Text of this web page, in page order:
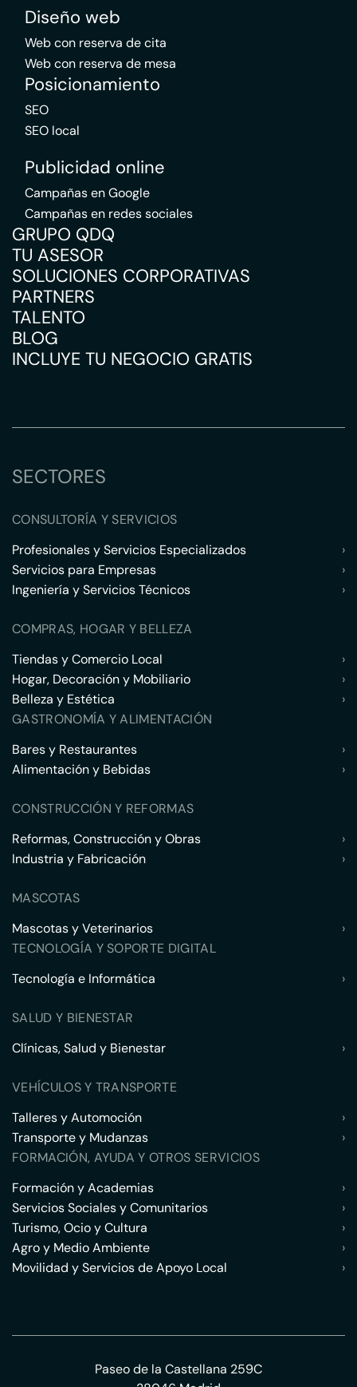
Diseño web
Web con reserva de cita
Web con reserva de mesa
Posicionamiento
SEO
SEO local
Publicidad online
Campañas en Google
Campañas en redes sociales
GRUPO QDQ
TU ASESOR
SOLUCIONES CORPORATIVAS
PARTNERS
TALENTO
BLOG
INCLUYE TU NEGOCIO GRATIS
SECTORES
CONSULTORÍA Y SERVICIOS
Profesionales y Servicios Especializados
›
Servicios para Empresas
›
Ingeniería y Servicios Técnicos
›
COMPRAS, HOGAR Y BELLEZA
Tiendas y Comercio Local
›
Hogar, Decoración y Mobiliario
›
Belleza y Estética
›
GASTRONOMÍA Y ALIMENTACIÓN
Bares y Restaurantes
›
Alimentación y Bebidas
›
CONSTRUCCIÓN Y REFORMAS
Reformas, Construcción y Obras
›
Industria y Fabricación
›
MASCOTAS
Mascotas y Veterinarios
›
TECNOLOGÍA Y SOPORTE DIGITAL
Tecnología e Informática
›
SALUD Y BIENESTAR
Clínicas, Salud y Bienestar
›
VEHÍCULOS Y TRANSPORTE
Talleres y Automoción
›
Transporte y Mudanzas
›
FORMACIÓN, AYUDA Y OTROS SERVICIOS
Formación y Academias
›
Servicios Sociales y Comunitarios
›
Turismo, Ocio y Cultura
›
Agro y Medio Ambiente
›
Movilidad y Servicios de Apoyo Local
›
Paseo de la Castellana 259C